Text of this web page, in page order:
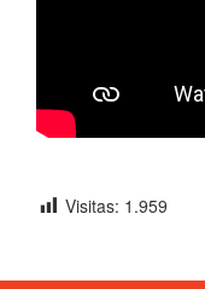
Visitas: 1.959